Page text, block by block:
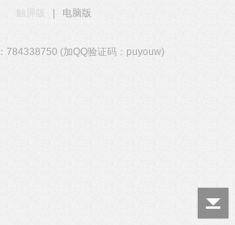
触屏版
电脑版
784338750 (加QQ验证码：puyouw)